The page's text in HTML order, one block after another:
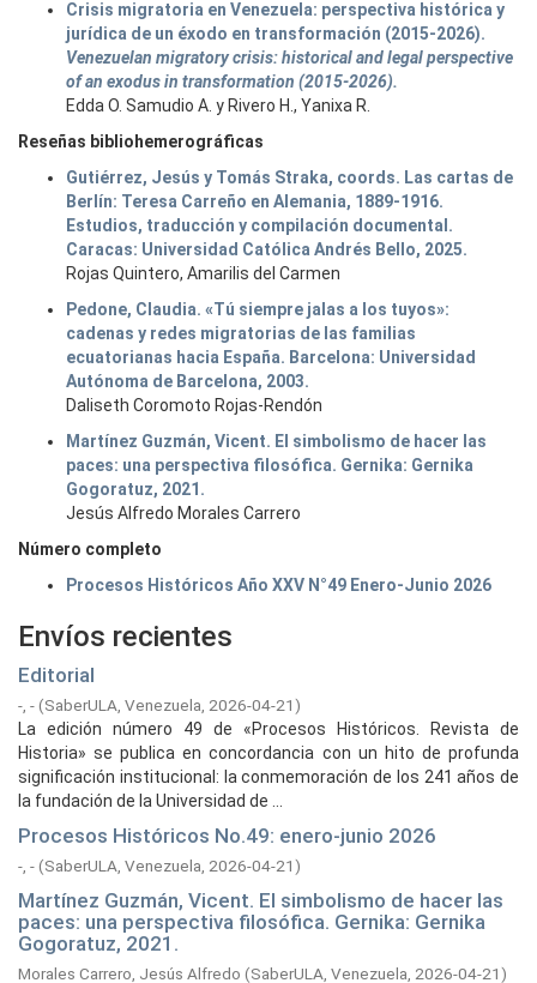
Crisis migratoria en Venezuela: perspectiva histórica y
jurídica de un éxodo en transformación (2015-2026).
Venezuelan migratory crisis: historical and legal perspective
of an exodus in transformation (2015-2026).
Edda O. Samudio A. y Rivero H., Yanixa R.
Reseñas bibliohemerográficas
Gutiérrez, Jesús y Tomás Straka, coords. Las cartas de
Berlín: Teresa Carreño en Alemania, 1889-1916.
Estudios, traducción y compilación documental.
Caracas: Universidad Católica Andrés Bello, 2025.
Rojas Quintero, Amarilis del Carmen
Pedone, Claudia. «Tú siempre jalas a los tuyos»:
cadenas y redes migratorias de las familias
ecuatorianas hacia España. Barcelona: Universidad
Autónoma de Barcelona, 2003.
Daliseth Coromoto Rojas-Rendón
Martínez Guzmán, Vicent. El simbolismo de hacer las
paces: una perspectiva filosófica. Gernika: Gernika
Gogoratuz, 2021.
Jesús Alfredo Morales Carrero
Número completo
Procesos Históricos Año XXV N°49 Enero-Junio 2026
Envíos recientes
Editorial
-, -(SaberULA, Venezuela, 2026-04-21)
La edición número 49 de «Procesos Históricos. Revista de
Historia» se publica en concordancia con un hito de profunda
significación institucional: la conmemoración de los 241 años de
la fundación de la Universidad de ...
Procesos Históricos No.49: enero-junio 2026
-, -(SaberULA, Venezuela, 2026-04-21)
Martínez Guzmán, Vicent. El simbolismo de hacer las
paces: una perspectiva filosófica. Gernika: Gernika
Gogoratuz, 2021.
Morales Carrero, Jesús Alfredo (SaberULA, Venezuela, 2026-04-21)